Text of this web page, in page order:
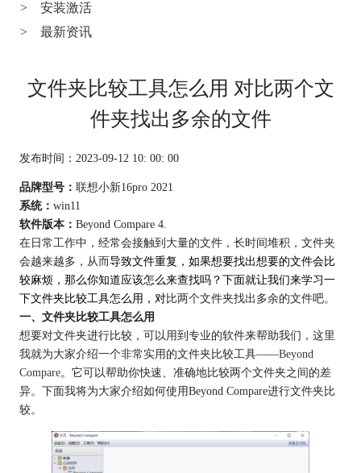
>
安装激活
>
最新资讯
文件夹比较工具怎么用 对比两个文
件夹找出多余的文件
发布时间：2023-09-12 10: 00: 00
品牌型号： 联想小新16pro 2021
系统： win11
软件版本： Beyond Compare 4.
在日常工作中，经常会接触到大量的文件，长时间堆积，文件夹
会越来越多，从而导致文件重复， 如果想要找出想要的文件会比
较麻烦，那么你知道应该怎么来查找吗？下面就让我们来学习一
下文件夹比较工具怎么用，对比两个文件夹找出多余的文件吧。
一、文件夹比较工具怎么用
想要对文件夹进行比较，可以用到专业的软件来帮助我们，这里
我就为大家介绍一个非常实用的文件夹比较工具——Beyond
Compare。它可以帮助你快速、准确地比较两个文件夹之间的差
异。下面我将为大家介绍如何使用Beyond Compare进行文件夹比
较。